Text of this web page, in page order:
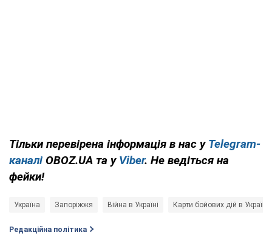
Тільки перевірена інформація в нас у Telegram-
каналі OBOZ.UA та у Viber. Не ведіться на
фейки!
Україна Запоріжжя Війна в Україні Карти бойових дій в Україні
Редакційна політика